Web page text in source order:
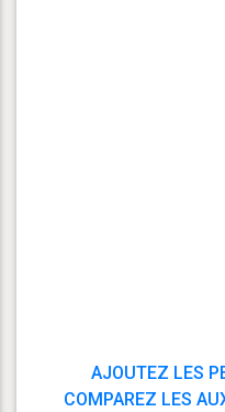
AJOUTEZ LES
COMPAREZ LES